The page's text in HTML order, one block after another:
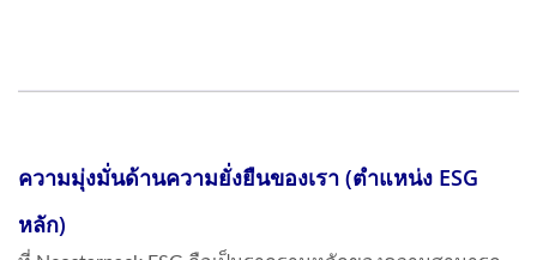
ความมุ่งมั่นด้านความยั่งยืนของเรา (ตำแหน่ง ESG
หลัก)